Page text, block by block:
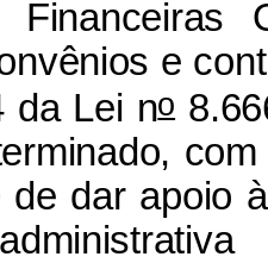
Financeiras
e
da Lei no
de dar apoio